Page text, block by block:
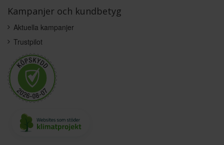
Kampanjer och kundbetyg
Aktuella kampanjer
Trustpilot